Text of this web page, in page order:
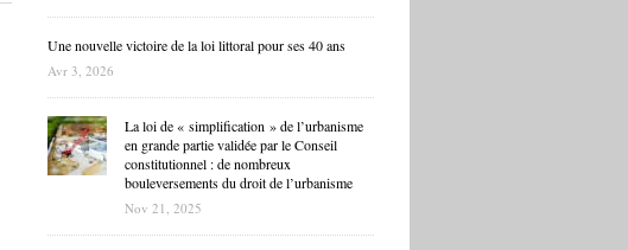
Une nouvelle victoire de la loi littoral pour ses 40 ans
Avr 3, 2026
La loi de « simplification » de l’urbanisme
en grande partie validée par le Conseil
constitutionnel : de nombreux
bouleversements du droit de l’urbanisme
Nov 21, 2025